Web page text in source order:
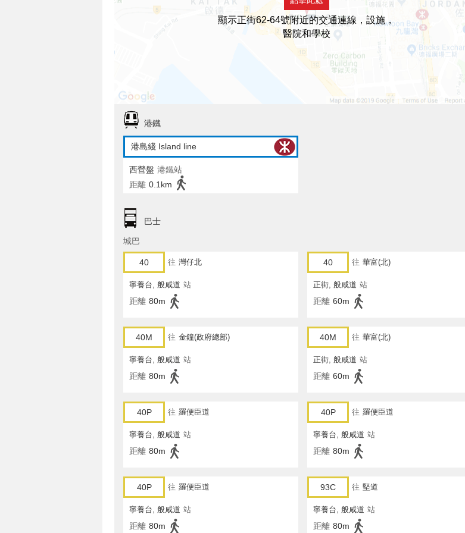
顯示正街62-64號附近的交通連線，設施，
醫院和學校
港鐵
港島綫 Island line
西營盤 港鐵站
距離 0.1km
巴士
城巴
40 往 灣仔北
寧養台, 般咸道 站
距離 80m
40 往 華富(北)
正街, 般咸道 站
距離 60m
40M 往 金鐘(政府總部)
寧養台, 般咸道 站
距離 80m
40M 往 華富(北)
正街, 般咸道 站
距離 60m
40P 往 羅便臣道
寧養台, 般咸道 站
距離 80m
40P 往 羅便臣道
寧養台, 般咸道 站
距離 80m
40P 往 羅便臣道
寧養台, 般咸道 站
距離 80m
93C 往 堅道
寧養台, 般咸道 站
距離 80m